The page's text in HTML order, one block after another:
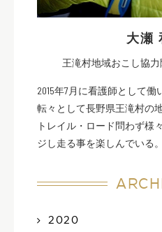
大瀬
王滝村地域おこし協
2015年7月に看護師として働
転々として長野県王滝村の
トレイル・ロード問わず様
ジし走る事を楽しんでいる。
2020